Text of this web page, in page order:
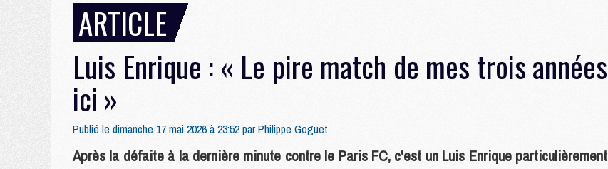
ARTICLE
Luis Enrique : « Le pire match de mes trois années
ici »
Publié le dimanche 17 mai 2026 à 23:52 parPhilippe Goguet
Après la défaite à la dernière minute contre le Paris FC, c'est un Luis Enrique particulièrement